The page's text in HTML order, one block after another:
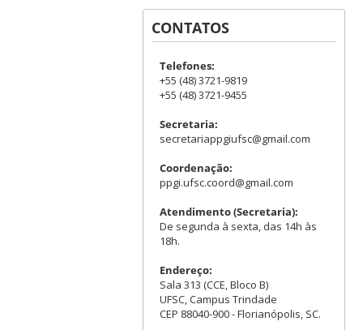
CONTATOS
Telefones:
+55 (48) 3721-9819
+55 (48) 3721-9455
Secretaria:
secretariappgiufsc@gmail.com
Coordenação:
ppgi.ufsc.coord@gmail.com
Atendimento (Secretaria):
De segunda à sexta, das 14h às
18h.
Endereço:
Sala 313 (CCE, Bloco B)
UFSC, Campus Trindade
CEP 88040-900 - Florianópolis, SC.